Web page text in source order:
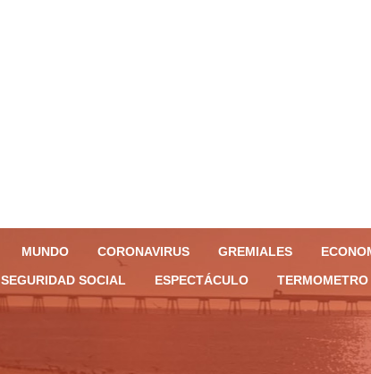
MUNDO CORONAVIRUS GREMIALES
SEGURIDAD SOCIAL
ESPECTÁCULO